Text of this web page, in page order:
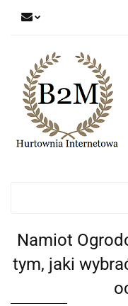
Namiot
tym, jaki